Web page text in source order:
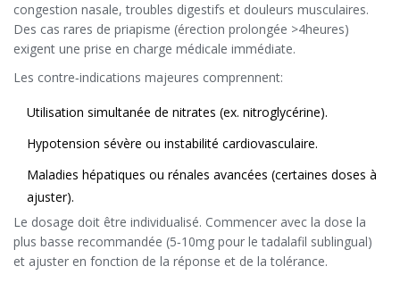
congestion nasale, troubles digestifs et douleurs musculaires.
Des cas rares de priapisme (érection prolongée >4heures)
exigent une prise en charge médicale immédiate.
Les contre‑indications majeures comprennent:
Utilisation simultanée de nitrates (ex. nitroglycérine).
Hypotension sévère ou instabilité cardiovasculaire.
Maladies hépatiques ou rénales avancées (certaines doses à
ajuster).
Le dosage doit être individualisé. Commencer avec la dose la
plus basse recommandée (5‑10mg pour le tadalafil sublingual)
et ajuster en fonction de la réponse et de la tolérance.